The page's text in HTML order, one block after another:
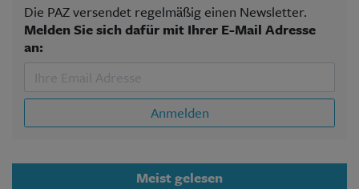
Die PAZ versendet regelmäßig einen Newsletter.
Melden Sie sich dafür mit Ihrer E-Mail Adresse
an:
Anmelden
Meist gelesen